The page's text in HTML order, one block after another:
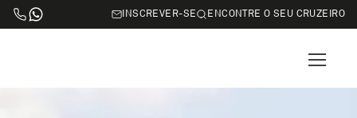
INSCREVER-SE ENCONTRE O SEU CRUZEIRO